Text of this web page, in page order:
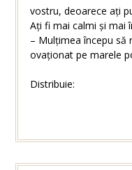
vostru, deoarece ați
Ați fi mai calmi și mai
– Mulțimea începu să
ovaționat pe marele
Distribuie: